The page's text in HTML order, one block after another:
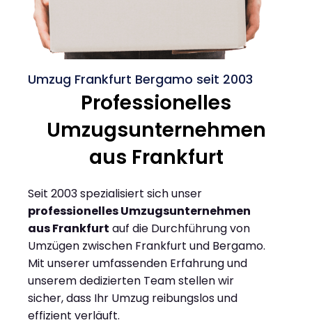
Umzug Frankfurt Bergamo seit 2003
Professionelles
Umzugsunternehmen
aus Frankfurt
Seit 2003 spezialisiert sich unser
professionelles Umzugsunternehmen
aus Frankfurt auf die Durchführung von
Umzügen zwischen Frankfurt und Bergamo.
Mit unserer umfassenden Erfahrung und
unserem dedizierten Team stellen wir
sicher, dass Ihr Umzug reibungslos und
effizient verläuft.